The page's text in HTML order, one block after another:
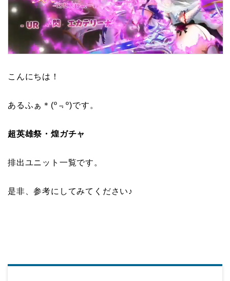
こんにちは！
あるふぁ＊(º﹃º)です。
超英雄祭・煌ガチャ
排出ユニット一覧です。
是非、参考にしてみてください♪